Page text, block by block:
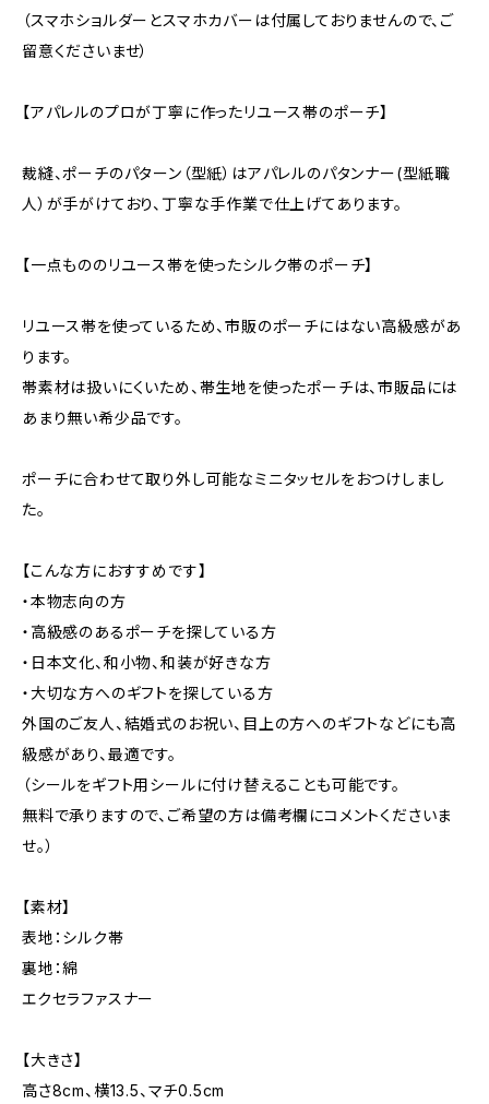
（スマホショルダーとスマホカバーは付属しておりませんので、ご
留意くださいませ）
【アパレルのプロが丁寧に作ったリユース帯のポーチ】
裁縫、ポーチのパターン（型紙）はアパレルのパタンナー(型紙職
人）が手がけており、丁寧な手作業で仕上げてあります。
【一点もののリユース帯を使ったシルク帯のポーチ】
リユース帯を使っているため、市販のポーチにはない高級感があ
ります。
帯素材は扱いにくいため、帯生地を使ったポーチは、市販品には
あまり無い希少品です。
ポーチに合わせて取り外し可能なミニタッセルをおつけしまし
た。
【こんな方におすすめです】
・本物志向の方
・高級感のあるポーチを探している方
・日本文化、和小物、和装が好きな方
・大切な方へのギフトを探している方
外国のご友人、結婚式のお祝い、目上の方へのギフトなどにも高
級感があり、最適です。
（シールをギフト用シールに付け替えることも可能です。
無料で承りますので、ご希望の方は備考欄にコメントくださいま
せ。）
【素材】
表地：シルク帯
裏地：綿
エクセラファスナー
【大きさ】
高さ8cm、横13.5、マチ0.5cm